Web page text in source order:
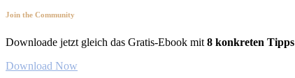
Join the Community
Downloade jetzt gleich das Gratis-Ebook mit 8 konkreten Tipps
Download Now